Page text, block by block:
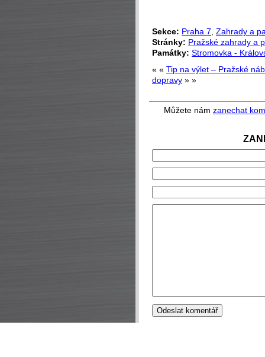
Sekce: Praha 7 Zahrady a
Stránky: Pražské zahrady a
Památky: Stromovka -
« « Tip na výlet – Pražské
dopravy » »
Můžete nám zanechat